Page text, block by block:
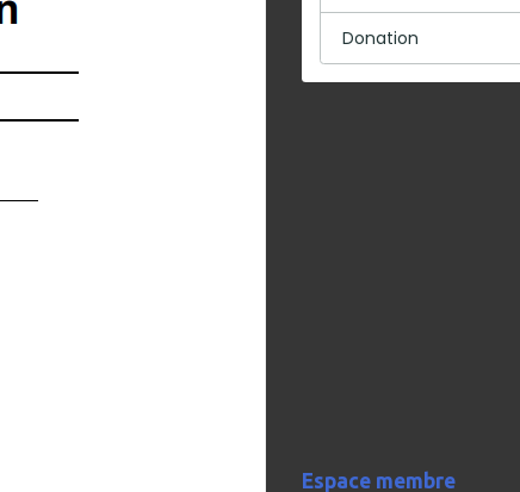
Donation
Espace membre